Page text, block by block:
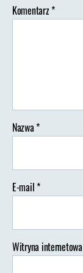
Komentarz*
Nazwa*
E-mail*
Witryna internetowa